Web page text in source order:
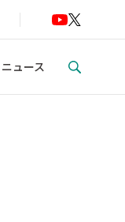
ニュース